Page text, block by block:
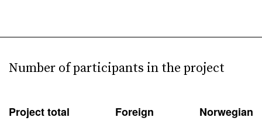
Number of participants in the project
Project total Foreign Norwegian